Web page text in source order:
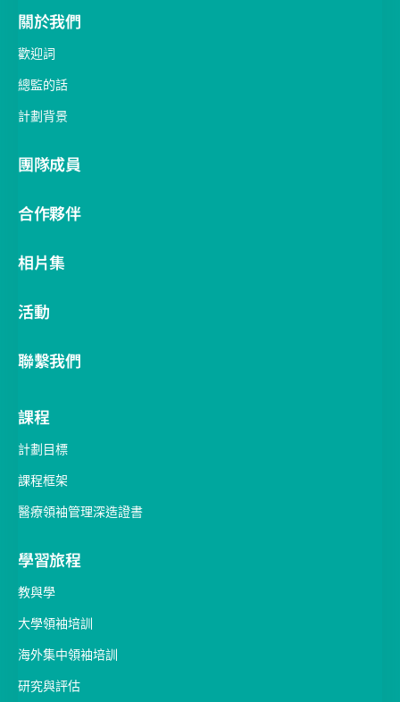
關於我們
歡迎詞
總監的話
計劃背景
團隊成員
合作夥伴
相片集
活動
聯繫我們
課程
計劃目標
課程框架
醫療領袖管理深造證書
學習旅程
教與學
大學領袖培訓
海外集中領袖培訓
研究與評估